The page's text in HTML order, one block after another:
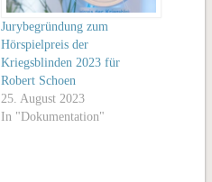
Jurybegründung zum
Hörspielpreis der
Kriegsblinden 2023 für
Robert Schoen
25. August 2023
In "Dokumentation"